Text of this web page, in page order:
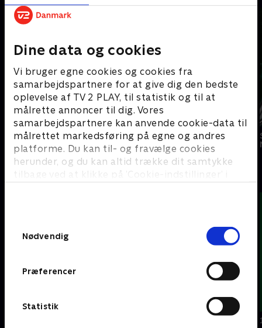
Dine data og cookies
Vi bruger egne cookies og cookies fra
samarbejdspartnere for at give dig den bedste
oplevelse af TV 2 PLAY, til statistik og til at
målrette annoncer til dig. Vores
samarbejdspartnere kan anvende cookie-data til
målrettet markedsføring på egne og andres
platforme. Du kan til- og fravælge cookies
herunder, og du kan altid trække dit samtykke
tilbage ved at klikke på ’Cookie-indstillinger’ i
Nødvendig
Præferencer
Statistik
Chinatown Flashdance Mission: Impossible